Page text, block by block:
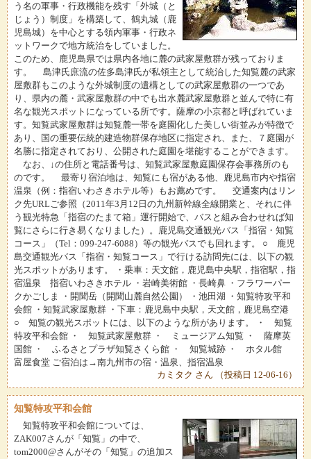
う名の軍事・行政機能を残す「外城（と
じょう）制度」を構築して、鶴丸城（鹿
児島城）を中心とする領内軍事・行政ネ
ットワークで地方統治をしていました。
このため、鹿児島県では県内各地に麓の武家屋敷群が残っておりま
す。 島津氏庶流の佐多島津氏が私領主として統治した知覧麓の武家
屋敷群もこのような外城制度の遺構としての武家屋敷群の一つであ
り、県内の麓・武家屋敷群の中でも出水麓武家屋敷群と並んで特に有
名な観光スポットになっている所です。薩摩の小京都と呼ばれていま
す。知覧武家屋敷群は知覧麓一帯を庭園化した美しい街並みが特徴で
あり、国の重要伝統的建造物群保存地区に指定され、また、７庭園が
名勝に指定されており、公開された庭園を堪能することができます。
なお、↓の住所と電話番号は、知覧武家屋敷庭園保存会事務所のも
のです。 最寄り宿泊地は、知覧にも宿がある他、鹿児島市内や指宿
温泉（例：指宿いわさきホテル等）もお薦めです。 交通案内はリン
ク先URLご参照（2011年3月12日の九州新幹線全線開業と、それに伴
う観光特急「指宿のたまて箱」運行開始で、バスと組み合わせれば知
覧にさらに行き易くなりました）。鹿児島交通観光バス「指宿・知覧
コース」（Tel：099-247-6088）等の観光バスでも回れます。 ○ 鹿児
島交通観光バス「指宿・知覧コース」で行ける訪問先には、以下の観
光スポットがあります。 ・乗車：天文館，鹿児島中央駅，指宿駅，指
宿温泉 指宿いわさきホテル ・岩崎美術館 ・長崎鼻 ・フラワーパー
クかごしま ・開聞岳（開聞山麓自然公園） ・池田湖 ・知覧特攻平和
会館 ・知覧武家屋敷群 ・下車：鹿児島中央駅，天文館，鹿児島空港
○ 知覧の観光スポットには、以下のような所があります。 ・ 知覧
特攻平和会館 ・ 知覧武家屋敷群 ・ ミュージアム知覧 ・ 薩摩英
国館 ・ ふるさとプラザ知覧さくら館 ・ 知覧城跡 ・ ホタル館
富屋食堂 ご宿泊は→南九州市の宿・温泉、指宿温泉
カミタク さん （投稿日 12-06-16）
知覧特攻平和会館
知覧特攻平和会館については、
ZAK007さんが「知覧」の中で、
tom2000@さんがその「知覧」の追加ス